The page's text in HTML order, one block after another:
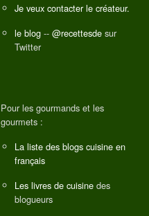
Je veux contacter le créateur.
le blog -- @recettesde sur
Twitter
Pour les gourmands et les
gourmets :
La liste des blogs cuisine en
français
Les livres de cuisine des
blogueurs